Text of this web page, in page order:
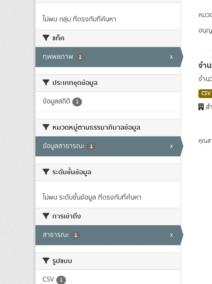
ไม่พบ กลุ่ม ที่ตรงกับที่ค้นหา
แท็ค
ทุพพลภาพ 1 x
ประเภทชุดข้อมูล
ข้อมูลสถิติ 1
หมวดหมู่ตามธรรมาภิบาลข้อมูล
ข้อมูลสาธารณะ 1 x
ระดับชั้นข้อมูล
ไม่พบ ระดับชั้นข้อมูล ที่ตรงกับที่ค้นหา
การเข้าถึง
สาธารณะ 1 x
รูปแบบ
CSV 1
หมว
อนุ
จำ
จำน
CSV
ส
คุณส